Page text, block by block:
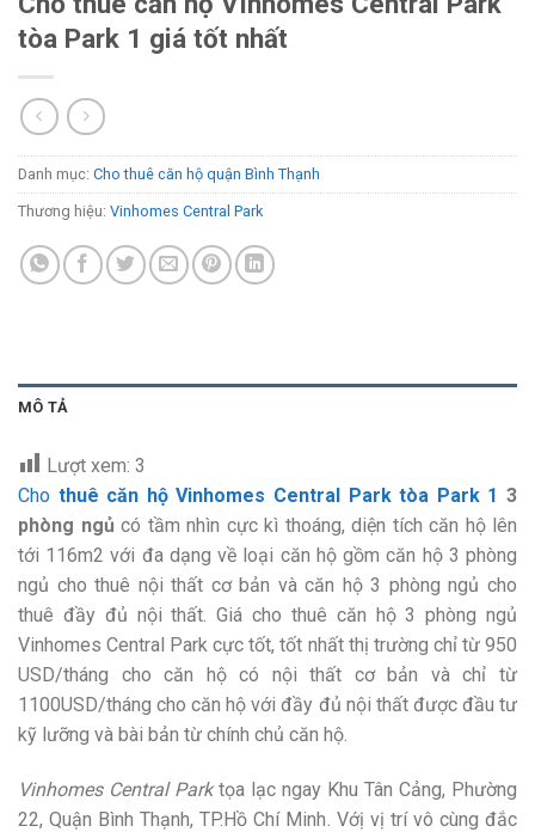
tòa Park 1 giá tốt nhất
Danh mục: Cho thuê căn hộ quận Bình Thạnh
Thương hiệu: Vinhomes Central Park
MÔ TẢ
Lượt xem: 3
Cho thuê căn hộ Vinhomes Central Park tòa Park 1 3
phòng ngủ có tầm nhìn cực kì thoáng, diện tích căn hộ lên
tới 116m2 với đa dạng về loại căn hộ gồm căn hộ 3 phòng
ngủ cho thuê nội thất cơ bản và căn hộ 3 phòng ngủ cho
thuê đầy đủ nội thất. Giá cho thuê căn hộ 3 phòng ngủ
Vinhomes Central Park cực tốt, tốt nhất thị trường chỉ từ 950
USD/tháng cho căn hộ có nội thất cơ bản và chỉ từ
1100USD/tháng cho căn hộ với đầy đủ nội thất được đầu tư
kỹ lưỡng và bài bản từ chính chủ căn hộ.
Vinhomes Central Parktọa lạc ngay Khu Tân Cảng, Phường
22, Quận Bình Thạnh, TP.Hồ Chí Minh. Vớị vị trí vô cùng đắc